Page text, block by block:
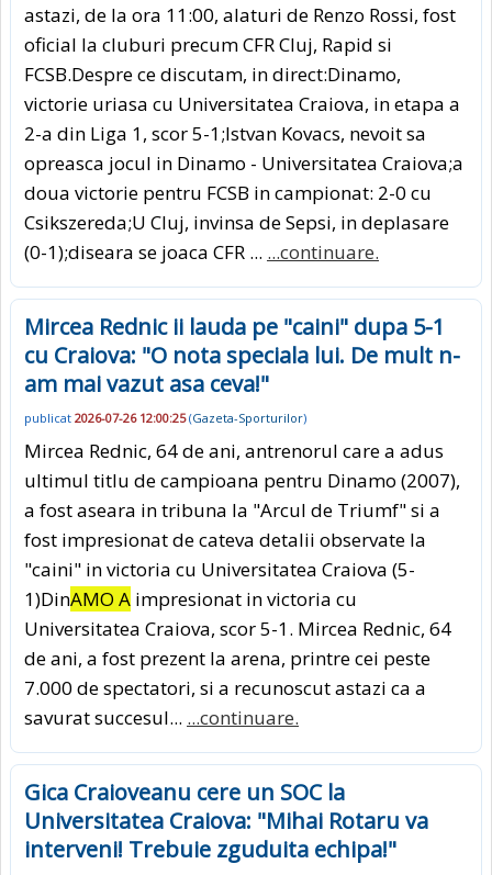
astazi, de la ora 11:00, alaturi de Renzo Rossi, fost
oficial la cluburi precum CFR Cluj, Rapid si
FCSB.Despre ce discutam, in direct:Dinamo,
victorie uriasa cu Universitatea Craiova, in etapa a
2-a din Liga 1, scor 5-1;Istvan Kovacs, nevoit sa
opreasca jocul in Dinamo - Universitatea Craiova;a
doua victorie pentru FCSB in campionat: 2-0 cu
Csikszereda;U Cluj, invinsa de Sepsi, in deplasare
(0-1);diseara se joaca CFR ... ...continuare.
Mircea Rednic ii lauda pe "caini" dupa 5-1
cu Craiova: "O nota speciala lui. De mult n-
am mai vazut asa ceva!"
publicat 2026-07-26 12:00:25(Gazeta-Sporturilor)
Mircea Rednic, 64 de ani, antrenorul care a adus
ultimul titlu de campioana pentru Dinamo (2007),
a fost aseara in tribuna la "Arcul de Triumf" si a
fost impresionat de cateva detalii observate la
"caini" in victoria cu Universitatea Craiova (5-
1)DinAMO A impresionat in victoria cu
Universitatea Craiova, scor 5-1. Mircea Rednic, 64
de ani, a fost prezent la arena, printre cei peste
7.000 de spectatori, si a recunoscut astazi ca a
savurat succesul... ...continuare.
Gica Craioveanu cere un SOC la
Universitatea Craiova: "Mihai Rotaru va
interveni! Trebuie zguduita echipa!"